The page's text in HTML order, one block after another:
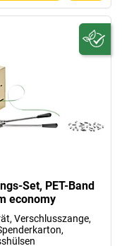
Set, PET-Band
economy
Verschlusszange,